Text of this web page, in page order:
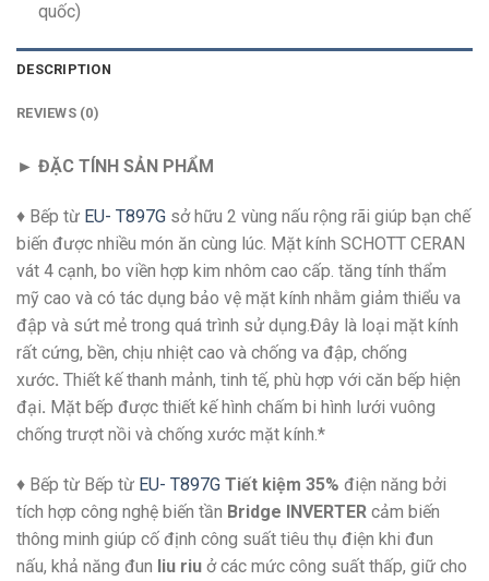
quốc)
DESCRIPTION
REVIEWS (0)
► ĐẶC TÍNH SẢN PHẨM
♦ Bếp từ EU- T897G sở hữu 2 vùng nấu rộng rãi giúp bạn chế
biến được nhiều món ăn cùng lúc. Mặt kính SCHOTT CERAN
vát 4 cạnh, bo viền hợp kim nhôm cao cấp. tăng tính thẩm
mỹ cao và có tác dụng bảo vệ mặt kính nhằm giảm thiểu va
đập và sứt mẻ trong quá trình sử dụng.Đây là loại mặt kính
rất cứng, bền, chịu nhiệt cao và chống va đập, chống
xước. Thiết kế thanh mảnh, tinh tế, phù hợp với căn bếp hiện
đại. Mặt bếp được thiết kế hình chấm bi hình lưới vuông
chống trượt nồi và chống xước mặt kính.*
♦ Bếp từ Bếp từ EU- T897G Tiết kiệm 35% điện năng bởi
tích hợp công nghệ biến tần Bridge INVERTER cảm biến
thông minh giúp cố định công suất tiêu thụ điện khi đun
nấu, khả năng đun liu riu ở các mức công suất thấp, giữ cho